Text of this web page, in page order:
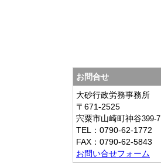
お問合せ
大砂行政労務事務所
〒671-2525
宍粟市山崎町神谷399-7
TEL： 0790-62-1772
FAX： 0790-62-5843
お問い合せフォーム